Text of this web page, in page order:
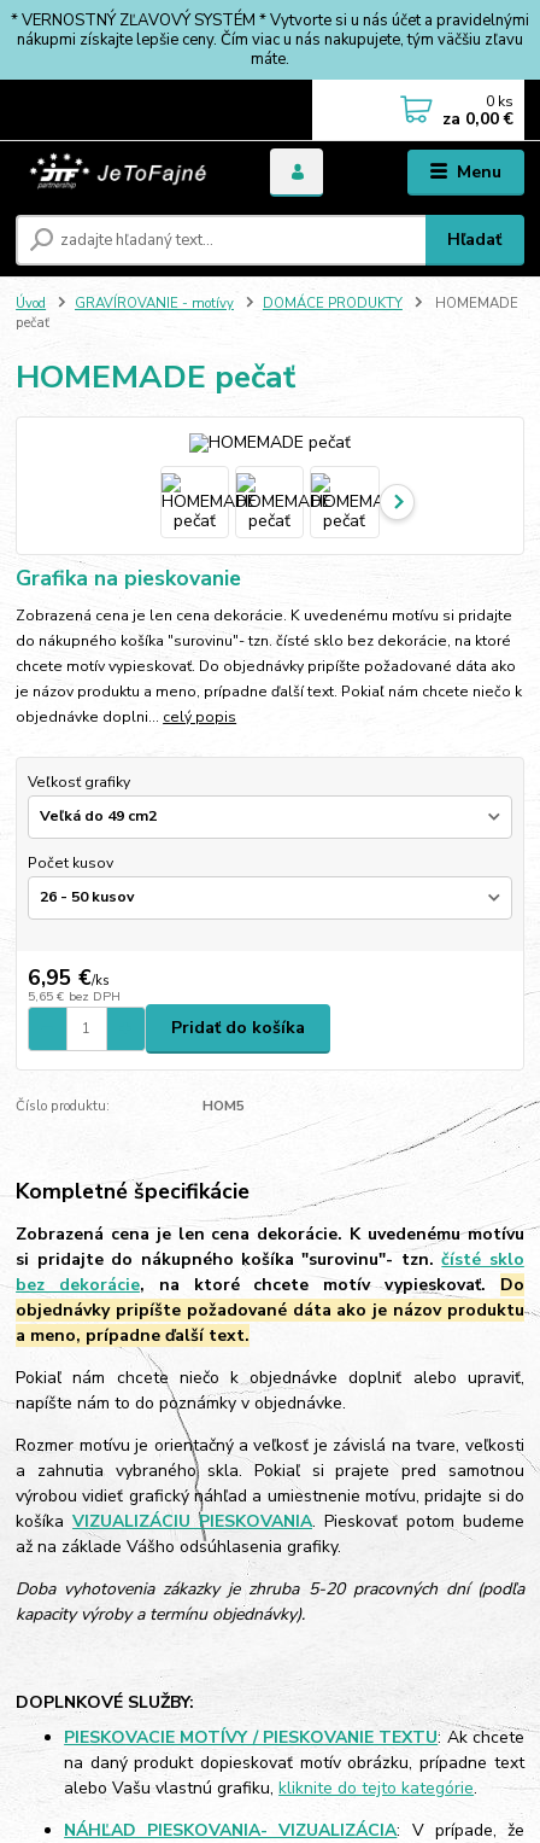
* VERNOSTNÝ ZĽAVOVÝ SYSTÉM * Vytvorte si u nás účet a pravidelnými
nákupmi získajte lepšie ceny. Čím viac u nás nakupujete, tým väčšiu zľavu
máte.
Menu
Hľadať
0 ks
za 0,00 €
Úvod GRAVÍROVANIE - motívy DOMÁCE PRODUKTY
HOMEMADE
pečať
HOMEMADE pečať
Grafika na pieskovanie
Zobrazená cena je len cena dekorácie. K uvedenému motívu si pridajte
do nákupného košíka "surovinu"- tzn. čísté sklo bez dekorácie, na ktoré
chcete motív vypieskovať. Do objednávky pripíšte požadované dáta ako
je názov produktu a meno, prípadne ďalší text. Pokiaľ nám chcete niečo k
objednávke doplni... celý popis
Veľkosť grafiky
Počet kusov
6,95 €/ks
5,65 € bez DPH
Pridať do košíka
Číslo produktu: HOM5
Kompletné špecifikácie
Zobrazená cena je len cena dekorácie. K uvedenému motívu
si pridajte do nákupného košíka "surovinu"- tzn.čísté sklo
bez dekorácie, na ktoré chcete motív vypieskovať. Do
objednávky pripíšte požadované dáta ako je názov produktu
a meno, prípadne ďalší text.
Pokiaľ nám chcete niečo k objednávke doplniť alebo upraviť,
napíšte nám to do poznámky v objednávke.
Rozmer motívu je orientačný a veľkosť je závislá na tvare, veľkosti
a zahnutia vybraného skla. Pokiaľ si prajete pred samotnou
výrobou vidieť grafický náhľad a umiestnenie motívu, pridajte si do
košíkaVIZUALIZÁCIU PIESKOVANIA. Pieskovať potom budeme
až na základe Vášho odsúhlasenia grafiky.
Doba vyhotovenia zákazky je zhruba 5-20 pracovných dní (podľa
kapacity výroby a termínu objednávky).
DOPLNKOVÉ SLUŽBY:
PIESKOVACIE MOTÍVY / PIESKOVANIE TEXTU: Ak chcete
na daný produkt dopieskovať motív obrázku, prípadne text
alebo Vašu vlastnú grafiku,kliknite do tejto kategórie.
NÁHĽAD PIESKOVANIA- VIZUALIZÁCIA: V prípade, že